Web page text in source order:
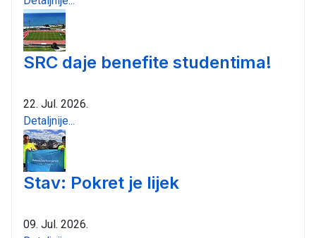
SRC daje benefite studentima!
22. Jul. 2026.
Detaljnije...
Stav: Pokret je lijek
09. Jul. 2026.